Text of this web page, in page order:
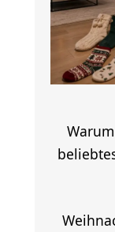
ohne
viele
Worte